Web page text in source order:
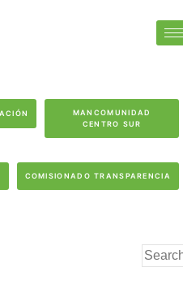
MANCOMUNIDAD
CENTRO SUR
COMISIONADO TRANSPARENCIA